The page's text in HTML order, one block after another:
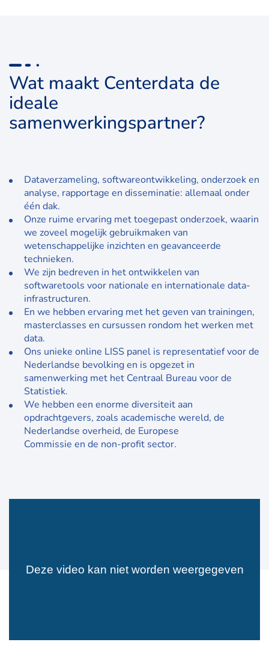
Wat maakt Centerdata de
ideale
samenwerkingspartner?
Dataverzameling, softwareontwikkeling, onderzoek en
analyse, rapportage en disseminatie: allemaal onder
één dak.
Onze ruime ervaring met toegepast onderzoek, waarin
we zoveel mogelijk gebruikmaken van
wetenschappelijke inzichten en geavanceerde
technieken.
We zijn bedreven in het ontwikkelen van
softwaretools voor nationale en internationale data-
infrastructuren.
En we hebben ervaring met het geven van trainingen,
masterclasses en cursussen rondom het werken met
data.
Ons unieke online LISS panel is representatief voor de
Nederlandse bevolking en is opgezet in
samenwerking met het Centraal Bureau voor de
Statistiek.
We hebben een enorme diversiteit aan
opdrachtgevers, zoals academische wereld, de
Nederlandse overheid, de Europese
Commissie en de non-profit sector.